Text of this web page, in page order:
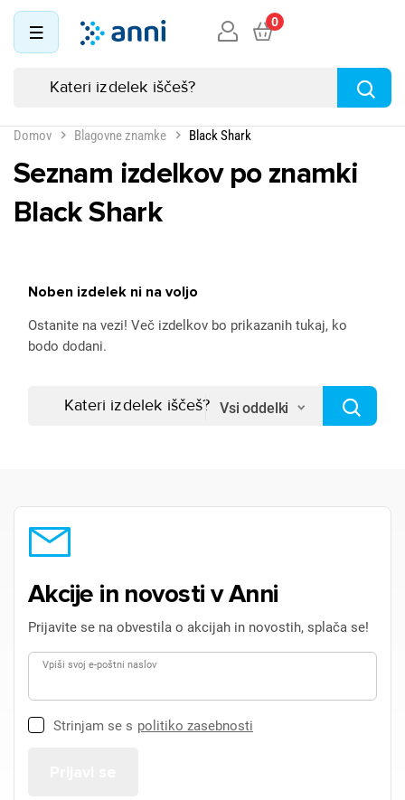
0
Domov Blagovne znamke Black Shark
Seznam izdelkov po znamki
Black Shark
Noben izdelek ni na voljo
Ostanite na vezi! Več izdelkov bo prikazanih tukaj, ko
bodo dodani.
Vsi oddelki
Akcije in novosti v Anni
Prijavite se na obvestila o akcijah in novostih, splača se!
Vpiši svoj e-poštni naslov
Strinjam se s politiko zasebnosti